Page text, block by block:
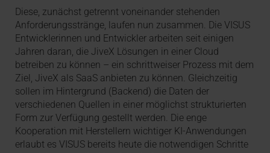
Diese, zunächst getrennt voneinander stehenden
Anforderungsstränge, laufen nun zusammen. Die VISUS
Entwicklerinnen und Entwickler arbeiten seit einigen
Jahren daran, die JiveX Lösungen in einer Cloud
betreiben zu können – ein schrittweiser Prozess mit dem
Ziel, JiveX als SaaS anbieten zu können. Gleichzeitig
sollen im Hintergrund (Backend) die Daten der
verschiedenen Quellen in einer möglichst strukturierten
Form zur Verfügung gestellt werden. Die enge
Kooperation mit Herstellern wichtiger KI-Anwendungen
erlaubt es VISUS bereits heute die notwendigen Schritte